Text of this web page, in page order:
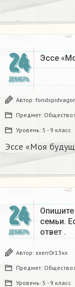
24
ДЕКАБРЬ
Эссе
Автор:
Предмет:
Уровень: 5 - 9 класс
Эссе «Моя
24
ДЕКАБРЬ
семьи.
ответ .
Автор: xxerr0r13xx
Предмет:
Уровень: 5 - 9 класс